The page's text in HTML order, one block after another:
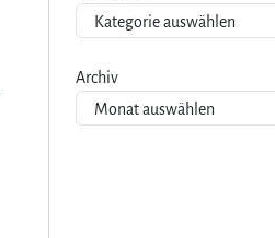
Archiv